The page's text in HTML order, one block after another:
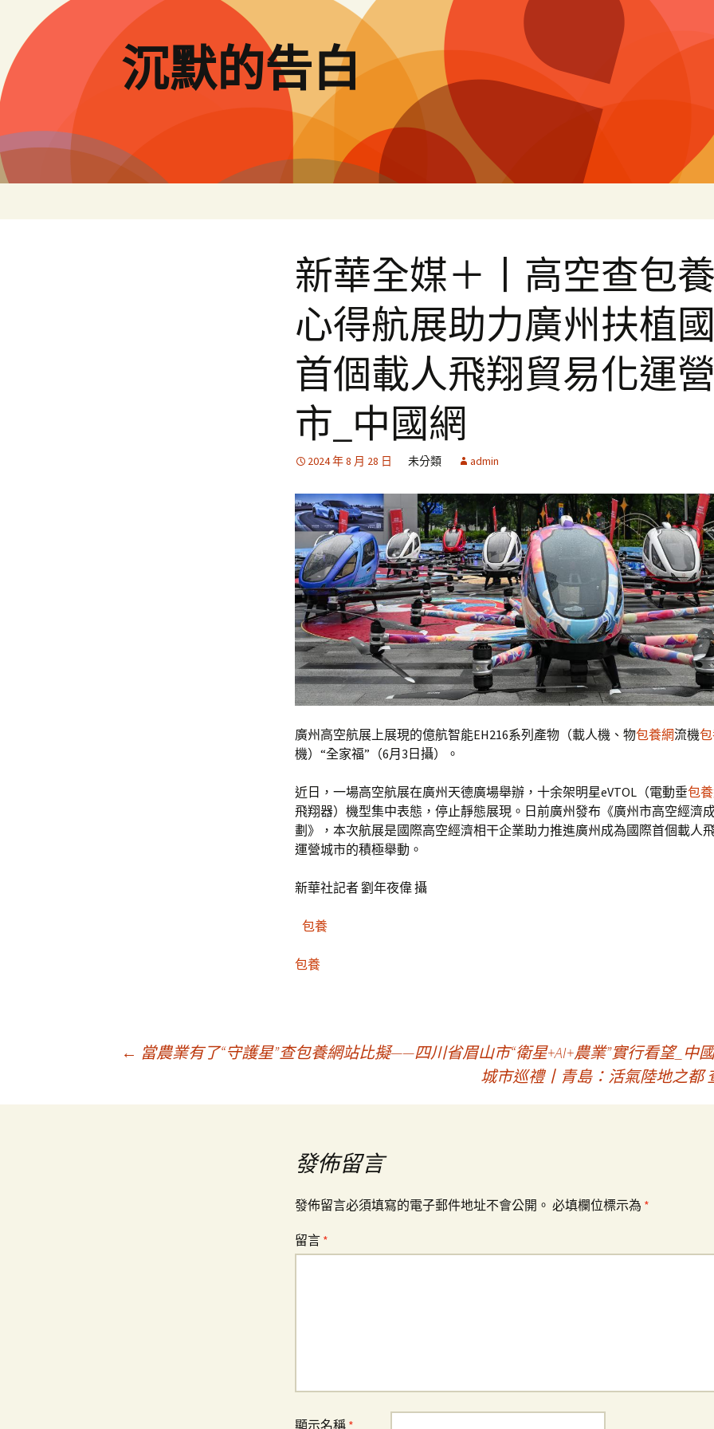
要
內
容
沉默的告白
新華全媒＋丨高空查包
心得航展助力廣州扶植
首個載人飛翔貿易化運
市_中國網
2024 年 8 月 28 日 未分類 admin
廣州高空航展上展現的億航智能EH216系列產物（載人機、物包養網流機
機）“全家福”（6月3日攝）。
近日，一場高空航展在廣州天德廣場舉辦，十余架明星eVTOL（電動垂包
飛翔器）機型集中表態，停止靜態展現。日前廣州發布《廣州市高空經濟
劃》，本次航展是國際高空經濟相干企業助力推進廣州成為國際首個載人
運營城市的積極舉動。
新華社記者 劉年夜偉 攝
包養
包養
章
← 當農業有了“守護星”查包養網站比擬——四川省眉山市“衛星+AI+農業”實行看望_中
城市巡禮丨青島：活氣陸地之都
發佈留言
發佈留言必須填寫的電子郵件地址不會公開。 必填欄位標示為 *
留言 *
顯示名稱 *